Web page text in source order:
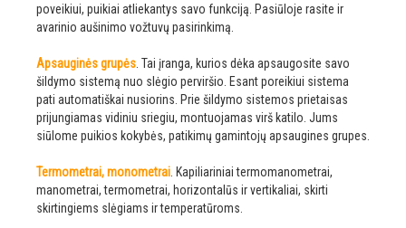
poveikiui, puikiai atliekantys savo funkciją. Pasiūloje rasite ir
avarinio aušinimo vožtuvų pasirinkimą.
Apsauginės grupės. Tai įranga, kurios dėka apsaugosite savo
šildymo sistemą nuo slėgio perviršio. Esant poreikiui sistema
pati automatiškai nusiorins. Prie šildymo sistemos prietaisas
prijungiamas vidiniu sriegiu, montuojamas virš katilo. Jums
siūlome puikios kokybės, patikimų gamintojų apsaugines grupes.
Termometrai, monometrai. Kapiliariniai termomanometrai,
manometrai, termometrai, horizontalūs ir vertikaliai, skirti
skirtingiems slėgiams ir temperatūroms.